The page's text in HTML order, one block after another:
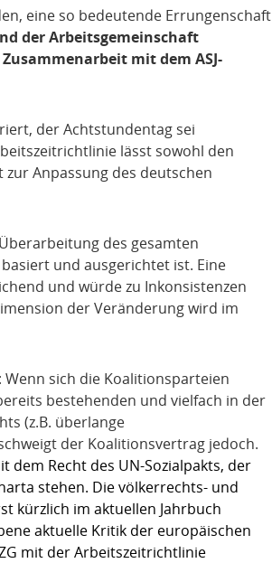
eine so bedeutende Errungenschaft
der Arbeitsgemeinschaft
mit dem ASJ-
der Achtstundentag sei
lässt sowohl den
Anpassung des deutschen
des gesamten
und ausgerichtet ist. Eine
und würde zu Inkonsistenzen
der Veränderung wird im
sich die Koalitionsparteien
bestehenden und vielfach in der
(z.B. überlange
der Koalitionsvertrag jedoch.
Recht des UN-Sozialpakts, der
stehen. Die völkerrechts- und
kürzlich im aktuellen Jahrbuch
aktuelle Kritik der europäischen
mit der Arbeitszeitrichtlinie